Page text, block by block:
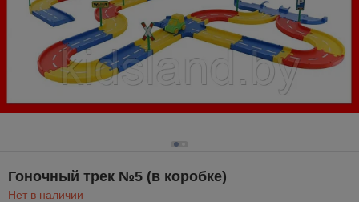
Гоночный трек №5 (в коробке)
Нет в наличии